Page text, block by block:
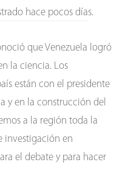
hace pocos días.
que Venezuela logró
la ciencia. Los
están con el presidente
y en la construcción del
a la región toda la
investigación en
el debate y para hacer